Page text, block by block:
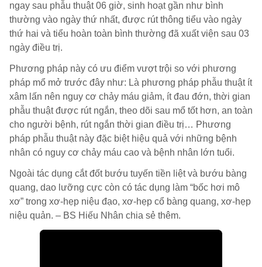
ngay sau phẫu thuật 06 giờ, sinh hoạt gần như bình
thường vào ngày thứ nhất, được rút thông tiểu vào ngày
thứ hai và tiểu hoàn toàn bình thường đã xuất viện sau 03
ngày điều trị.
Phương pháp này có ưu điểm vượt trội so với phương
pháp mổ mở trước đây như: Là phương pháp phẫu thuật ít
xâm lấn nên nguy cơ chảy máu giảm, ít đau đớn, thời gian
phẫu thuật được rút ngắn, theo dõi sau mổ tốt hơn, an toàn
cho người bệnh, rút ngắn thời gian điều trị… Phương
pháp phẫu thuật này đặc biệt hiệu quả với những bệnh
nhân có nguy cơ chảy máu cao và bệnh nhân lớn tuổi.
Ngoài tác dụng cắt đốt bướu tuyến tiền liệt và bướu bàng
quang, dao lưỡng cực còn có tác dụng làm “bốc hơi mô
xơ” trong xơ-hẹp niệu đạo, xơ-hẹp cổ bàng quang, xơ-hẹp
niệu quản. – BS Hiếu Nhân chia sẻ thêm.